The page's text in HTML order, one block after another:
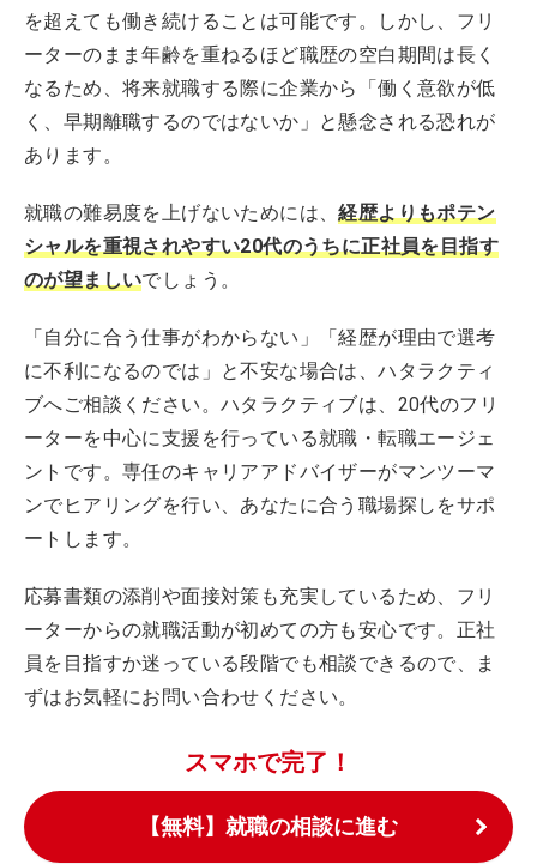
を超えても働き続けることは可能です。しかし、フリ
ーターのまま年齢を重ねるほど職歴の空白期間は長く
なるため、将来就職する際に企業から「働く意欲が低
く、早期離職するのではないか」と懸念される恐れが
あります。
就職の難易度を上げないためには、経歴よりもポテン
シャルを重視されやすい20代のうちに正社員を目指す
のが望ましいでしょう。
「自分に合う仕事がわからない」「経歴が理由で選考
に不利になるのでは」と不安な場合は、ハタラクティ
ブへご相談ください。ハタラクティブは、20代のフリ
ーターを中心に支援を行っている就職・転職エージェ
ントです。専任のキャリアアドバイザーがマンツーマ
ンでヒアリングを行い、あなたに合う職場探しをサポ
ートします。
応募書類の添削や面接対策も充実しているため、フリ
ーターからの就職活動が初めての方も安心です。正社
員を目指すか迷っている段階でも相談できるので、ま
ずはお気軽にお問い合わせください。
スマホで完了！
【無料】就職の相談に進む